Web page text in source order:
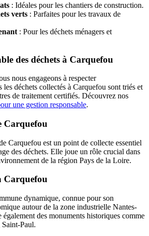
: Idéales pour les chantiers de construction.
verts : Parfaites pour les travaux de
: Pour les déchets ménagers et
des déchets à Carquefou
nous engageons à respecter
déchets collectés à Carquefou sont triés et
de traitement certifiés. Découvrez nos
une gestion responsable.
Carquefou
Carquefou est un point de collecte essentiel
des déchets. Elle joue un rôle crucial dans
de la région Pays de la Loire.
Carquefou
dynamique, connue pour son
autour de la zone industrielle Nantes-
des monuments historiques comme
Paul.